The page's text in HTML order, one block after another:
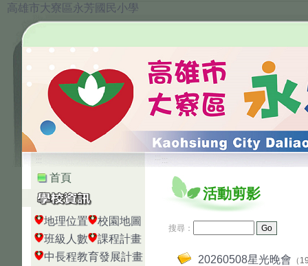
高雄市大寮區永芳國民小學
:::
首頁
地理位置
校園地圖
班級人數
課程計畫
中長程教育發展計畫
:::
活動剪影
搜尋：
20260508星光晚會 （